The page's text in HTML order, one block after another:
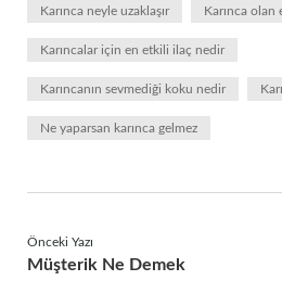
Karınca neyle uzaklaşır Karınca olan
Karıncalar için en etkili ilaç nedir
Karıncanın sevmediği koku nedir
Ne yaparsan karınca gelmez
Önceki Yazı
Müşterik Ne Demek